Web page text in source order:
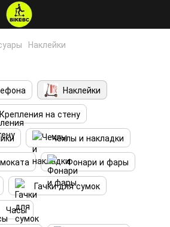
Наклейки
Наклейки
Крепления на стену
Чехлы и накладки
Фонари и фары
Гачки для сумок
Часы